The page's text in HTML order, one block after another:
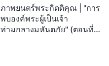
ภาพยนตร์พระกิตติคุณ | "การ
พบองค์พระผู้เป็นเจ้า
ท่ามกลางมหันตภัย" (ตอนที่